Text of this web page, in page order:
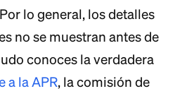
lo general, los detalles
no se muestran antes de
conoces la verdadera
a la APR, la comisión de